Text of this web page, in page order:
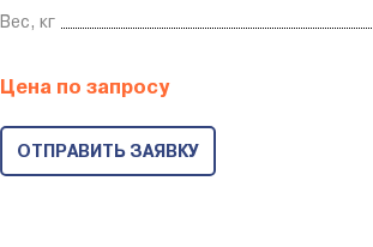
Вес, кг
Цена по запросу
ОТПРАВИТЬ ЗАЯВКУ